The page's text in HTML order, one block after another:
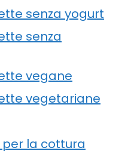
senza yogurt
senza
vegane
vegetariane
per la cottura